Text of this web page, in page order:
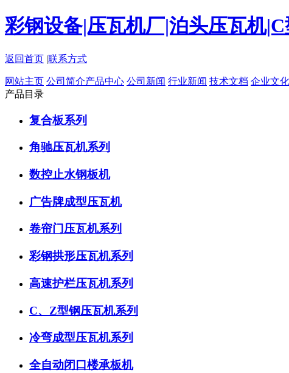
彩钢设备|压瓦机厂|泊头压瓦机
返回首页 |联系方式
网站主页 公司简介产品中心 公司新闻 行业新闻 技术文档 企业文化
产品目录
复合板系列
角驰压瓦机系列
数控止水钢板机
广告牌成型压瓦机
卷帘门压瓦机系列
彩钢拱形压瓦机系列
高速护栏压瓦机系列
C、Z型钢压瓦机系列
冷弯成型压瓦机系列
全自动闭口楼承板机